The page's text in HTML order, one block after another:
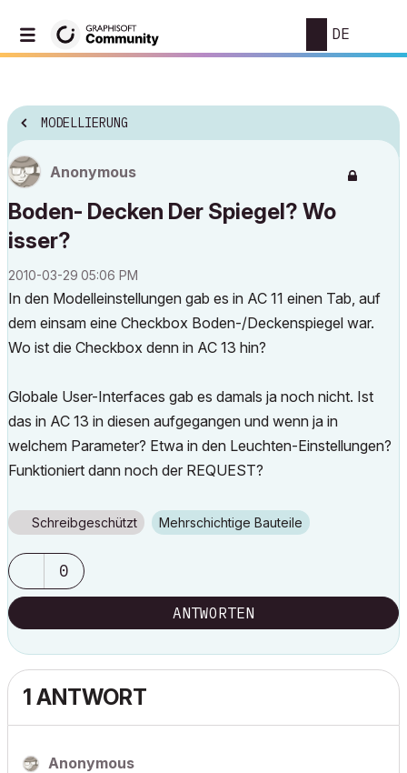
DE
MODELLIERUNG
Anonymous
Boden- Decken Der Spiegel? Wo
isser?
‎2010-03-29 05:06 PM
In den Modelleinstellungen gab es in AC 11 einen Tab, auf
dem einsam eine Checkbox Boden-/Deckenspiegel war.
Wo ist die Checkbox denn in AC 13 hin?
Globale User-Interfaces gab es damals ja noch nicht. Ist
das in AC 13 in diesen aufgegangen und wenn ja in
welchem Parameter? Etwa in den Leuchten-Einstellungen?
Funktioniert dann noch der REQUEST?
Schreibgeschützt Mehrschichtige Bauteile
0
ANTWORTEN
1 ANTWORT
Anonymous